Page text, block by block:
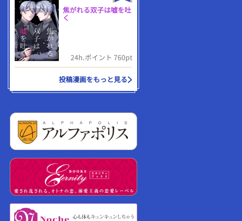
焦がれる双子は嘘を吐
く
24h.ポイント 760pt
投稿漫画をもっと見る